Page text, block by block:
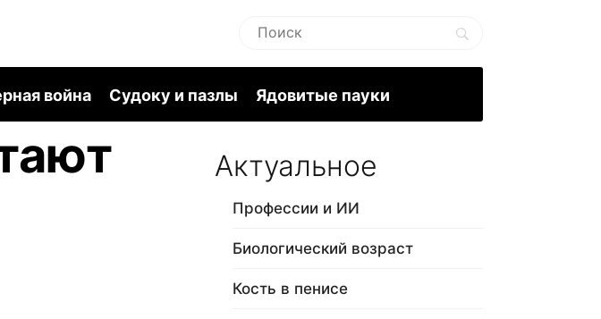
война Судоку и пазлы Ядовитые пауки
Актуальное
Профессии и ИИ
Биологический возраст
Кость в пенисе